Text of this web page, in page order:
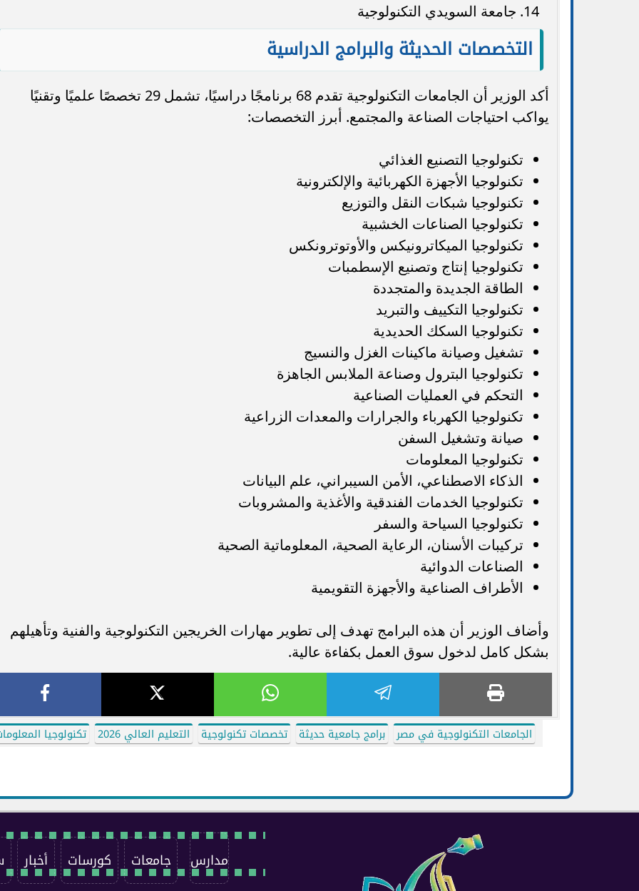
جامعة السويدي التكنولوجية
التخصصات الحديثة والبرامج الدراسية
أكد الوزير أن الجامعات التكنولوجية تقدم 68 برنامجًا دراسيًا، تشمل 29 تخصصًا علميًا وتقنيًا
يواكب احتياجات الصناعة والمجتمع. أبرز التخصصات:
تكنولوجيا التصنيع الغذائي
تكنولوجيا الأجهزة الكهربائية والإلكترونية
تكنولوجيا شبكات النقل والتوزيع
تكنولوجيا الصناعات الخشبية
تكنولوجيا الميكاترونيكس والأوتوترونكس
تكنولوجيا إنتاج وتصنيع الإسطمبات
الطاقة الجديدة والمتجددة
تكنولوجيا التكييف والتبريد
تكنولوجيا السكك الحديدية
تشغيل وصيانة ماكينات الغزل والنسيج
تكنولوجيا البترول وصناعة الملابس الجاهزة
التحكم في العمليات الصناعية
تكنولوجيا الكهرباء والجرارات والمعدات الزراعية
صيانة وتشغيل السفن
تكنولوجيا المعلومات
الذكاء الاصطناعي، الأمن السيبراني، علم البيانات
تكنولوجيا الخدمات الفندقية والأغذية والمشروبات
تكنولوجيا السياحة والسفر
تركيبات الأسنان، الرعاية الصحية، المعلوماتية الصحية
الصناعات الدوائية
الأطراف الصناعية والأجهزة التقويمية
وأضاف الوزير أن هذه البرامج تهدف إلى تطوير مهارات الخريجين التكنولوجية والفنية وتأهيلهم
بشكل كامل لدخول سوق العمل بكفاءة عالية.
الجامعات التكنولوجية في مصر برامج جامعية حديثة تخصصات تكنولوجية التعليم العالي 2026 تكنولوجيا
مدارس جامعات كورسات أخبار